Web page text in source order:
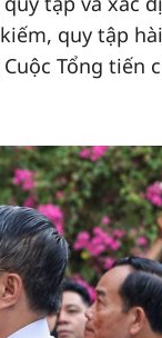
quy tập
Tổng tiến